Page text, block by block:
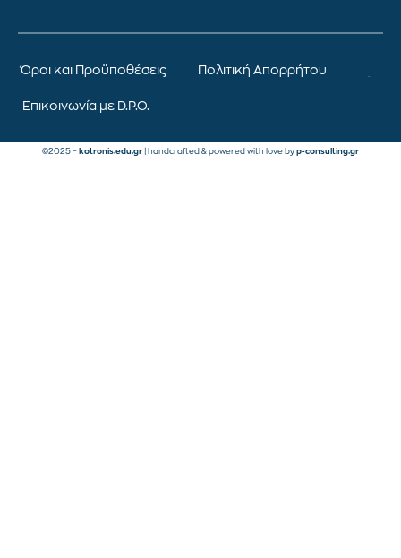
Όροι και Προϋποθέσεις Πολιτική Απορρήτου
Επικοινωνία με D.P.O.
©2025 – kotronis.edu.gr | handcrafted & powered with love by p-consulting.gr